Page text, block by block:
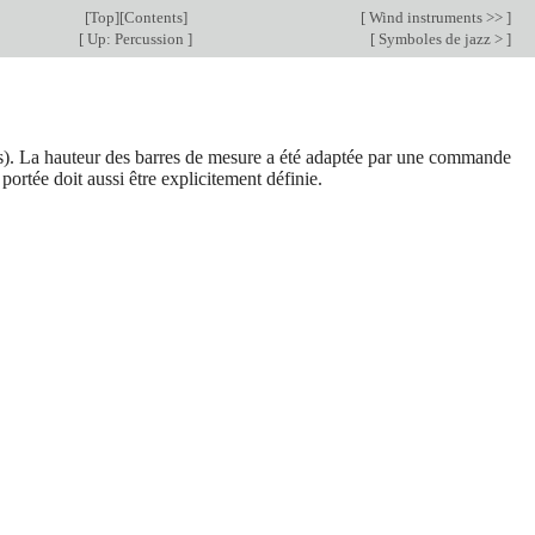
[Top][Contents] [ Wind instruments >> ]
[ Up: Percussion ] [ Symboles de jazz > ]
hauteur des barres de mesure a été adaptée par une commande
doit aussi être explicitement définie.